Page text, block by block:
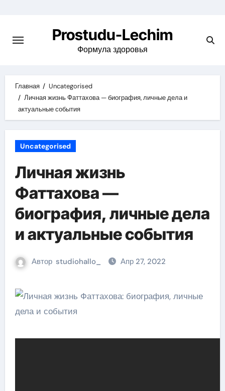
содержимому
Prostudu-Lechim
Формула здоровья
Главная
Uncategorised
Личная жизнь Фаттахова — биография, личные дела и
актуальные события
Uncategorised
Личная жизнь
Фаттахова —
биография, личные дела
и актуальные события
Автор studiohallo_ Апр 27, 2022